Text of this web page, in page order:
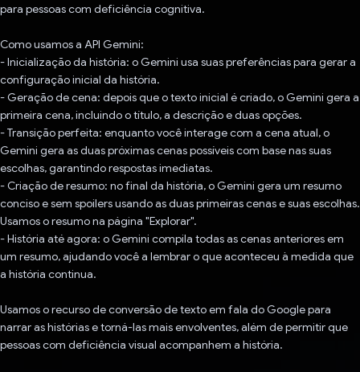
para pessoas com deficiência cognitiva.
Como usamos a API Gemini:
- Inicialização da história: o Gemini usa suas preferências para gerar a
configuração inicial da história.
- Geração de cena: depois que o texto inicial é criado, o Gemini gera a
primeira cena, incluindo o título, a descrição e duas opções.
- Transição perfeita: enquanto você interage com a cena atual, o
Gemini gera as duas próximas cenas possíveis com base nas suas
escolhas, garantindo respostas imediatas.
- Criação de resumo: no final da história, o Gemini gera um resumo
conciso e sem spoilers usando as duas primeiras cenas e suas escolhas.
Usamos o resumo na página "Explorar".
- História até agora: o Gemini compila todas as cenas anteriores em
um resumo, ajudando você a lembrar o que aconteceu à medida que
a história continua.
Usamos o recurso de conversão de texto em fala do Google para
narrar as histórias e torná-las mais envolventes, além de permitir que
pessoas com deficiência visual acompanhem a história.